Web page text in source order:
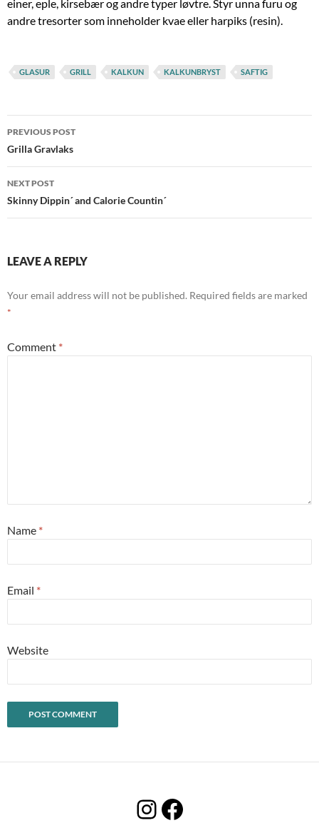
einer, eple, kirsebær og andre typer løvtre. Styr unna furu og
andre tresorter som inneholder kvae eller harpiks (resin).
GLASUR GRILL KALKUN KALKUNBRYST SAFTIG
Post
navigation
PREVIOUS POST
Grilla Gravlaks
NEXT POST
Skinny Dippin´ and Calorie Countin´
LEAVE A REPLY
Your email address will not be published. Required fields are marked
*
Comment *
Name *
Email *
Website
Instagram
Facebook